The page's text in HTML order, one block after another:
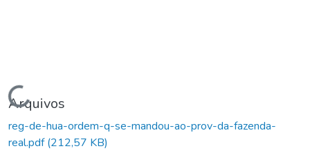
Carregando...
Arquivos
reg-de-hua-ordem-q-se-mandou-ao-prov-da-fazenda-
real.pdf(212,57 KB)